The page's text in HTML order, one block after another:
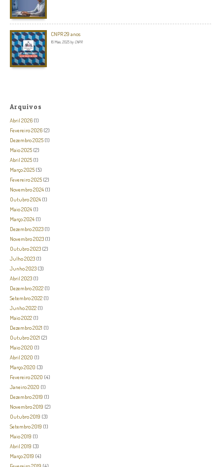
CNPR 29 anos
16 Maio, 2025 by CNPR
Arquivos
Abril 2026 (1)
Fevereiro 2026 (2)
Dezembro 2025 (1)
Maio 2025 (2)
Abril 2025 (1)
Março 2025 (5)
Fevereiro 2025 (2)
Novembro 2024 (1)
Outubro 2024 (1)
Maio 2024 (1)
Março 2024 (1)
Dezembro 2023 (1)
Novembro 2023 (1)
Outubro 2023 (2)
Julho 2023 (1)
Junho 2023 (3)
Abril 2023 (1)
Dezembro 2022 (1)
Setembro 2022 (1)
Junho 2022 (1)
Maio 2022 (1)
Dezembro 2021 (1)
Outubro 2021 (2)
Maio 2020 (1)
Abril 2020 (1)
Março 2020 (3)
Fevereiro 2020 (4)
Janeiro 2020 (1)
Dezembro 2019 (1)
Novembro 2019 (2)
Outubro 2019 (3)
Setembro 2019 (1)
Maio 2019 (1)
Abril 2019 (3)
Março 2019 (4)